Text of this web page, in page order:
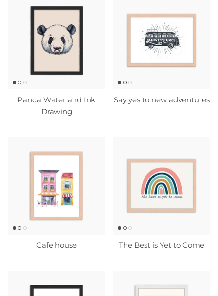
Panda Water and Ink
Drawing
Say yes to new adventures
Cafe house The Best is Yet to Come